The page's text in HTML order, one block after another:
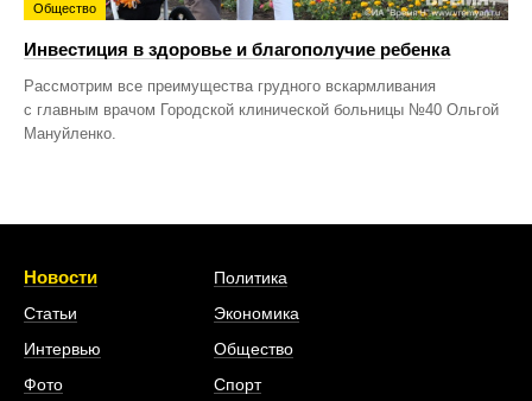
Общество
Инвестиция в здоровье и благополучие ребенка
Рассмотрим все преимущества грудного вскармливания
с главным врачом Городской клинической больницы №40 Ольгой
Мануйленко.
Новости
Статьи
Интервью
Фото
Политика
Экономика
Общество
Спорт